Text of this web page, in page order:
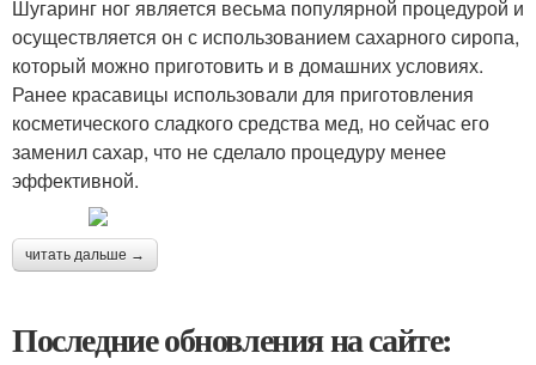
Шугаринг ног является весьма популярной процедурой и
осуществляется он с использованием сахарного сиропа,
который можно приготовить и в домашних условиях.
Ранее красавицы использовали для приготовления
косметического сладкого средства мед, но сейчас его
заменил сахар, что не сделало процедуру менее
эффективной.
читать дальше →
Последние обновления на сайте: